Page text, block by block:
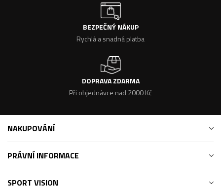
BEZPEČNÝ NÁKUP
Rychlá a snadná platba
DOPRAVA ZDARMA
Při objednávce nad 2000 Kč
NAKUPOVÁNÍ
PRÁVNÍ INFORMACE
SPORT VISION